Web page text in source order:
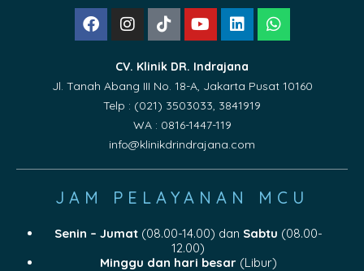
CV. Klinik DR. Indrajana
Jl. Tanah Abang III No. 18-A, Jakarta Pusat 10160
Telp : (021) 3503033, 3841919
WA : 0816-1447-119
info@klinikdrindrajana.com
JAM PELAYANAN MCU
Senin – Jumat(08.00-14.00) dan Sabtu (08.00-
12.00)
Minggu dan hari besar(Libur)